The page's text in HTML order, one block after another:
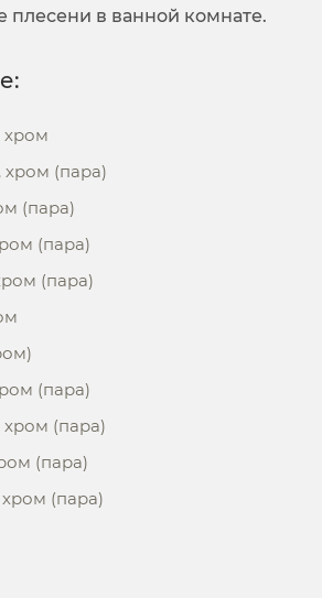
плесени в ванной комнате.
хром
хром (пара)
(пара)
(пара)
(пара)
(пара)
хром (пара)
(пара)
(пара)